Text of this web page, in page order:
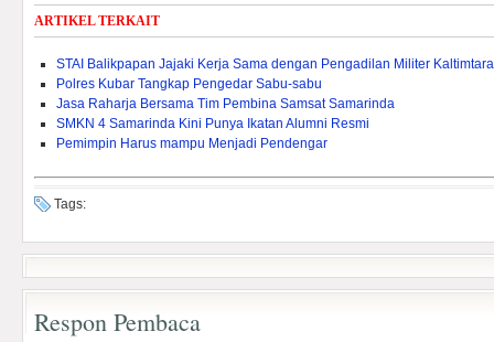
ARTIKEL TERKAIT
STAI Balikpapan Jajaki Kerja Sama dengan Pengadilan Militer Kaltimtara
Polres Kubar Tangkap Pengedar Sabu-sabu
Jasa Raharja Bersama Tim Pembina Samsat Samarinda
SMKN 4 Samarinda Kini Punya Ikatan Alumni Resmi
Pemimpin Harus mampu Menjadi Pendengar
Tags:
Respon Pembaca